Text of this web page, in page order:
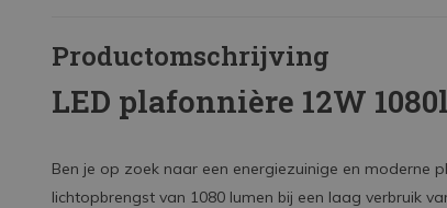
Productomschrijving
LED plafonnière 12W
Ben je op zoek naar een energiezuinige en moderne
lichtopbrengst van 1080 lumen bij een laag verbruik